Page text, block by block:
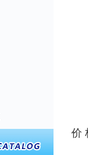
价